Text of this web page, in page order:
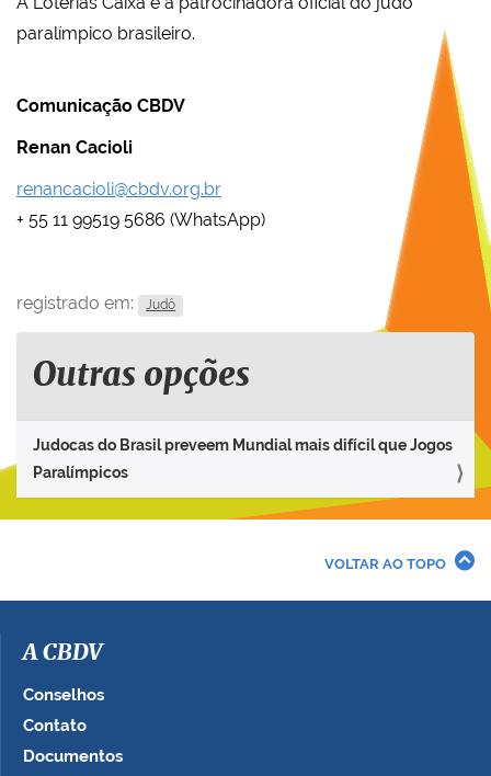
paralímpico brasileiro.
Comunicação CBDV
Renan Cacioli
renancacioli@cbdv.org.br
+ 55 11 99519 5686 (WhatsApp)
registrado em: Judô
Outras opções
Judocas do Brasil preveem Mundial mais difícil que Jogos
Paralímpicos
VOLTAR AO TOPO
A CBDV
Conselhos
Contato
Documentos